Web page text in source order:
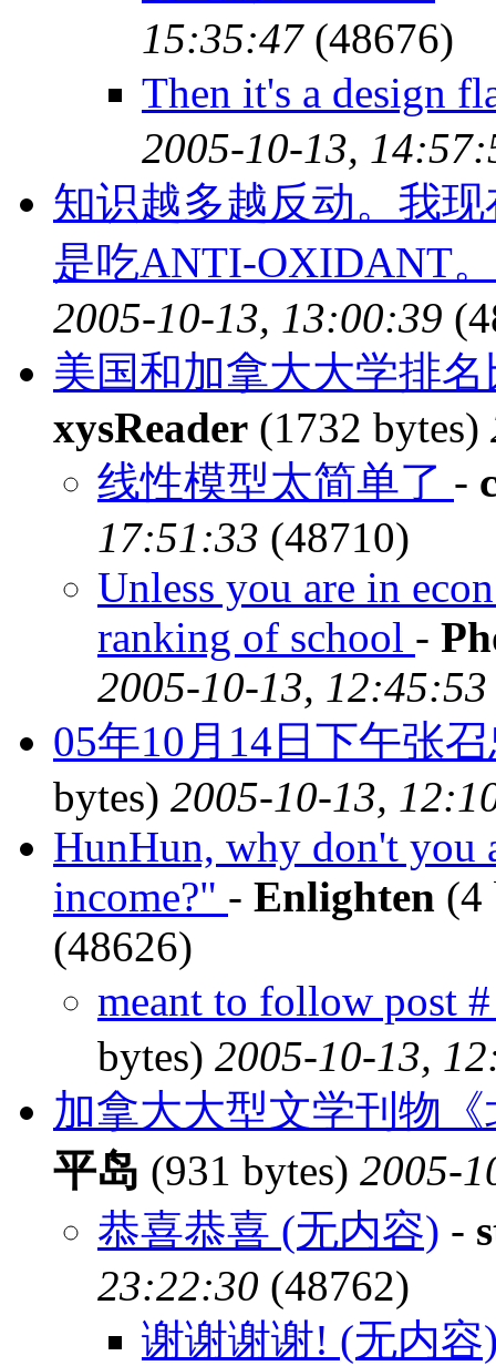
15:35:47(48676)
Then it's a design
2005-10-13,
知识越多越反动。我
是吃ANTI-OXIDANT
2005-10-13, 13:00:39
美国和加拿大大学排
xysReader (1732 bytes)
线性模型太简单了 -
17:51:33 (48710)
Unless you are in
ranking of school -
2005-10-13, 12:45:53
05年10月14日下午张
bytes) 2005-10-13,
HunHun, why don't you
income?" - Enlighten (4
(48626)
meant to follow post
bytes) 2005-10-13,
加拿大大型文学刊物
平岛 (931 bytes) 2005-
恭喜恭喜 (无内容) -
23:22:30 (48762)
谢谢谢谢! (无内容